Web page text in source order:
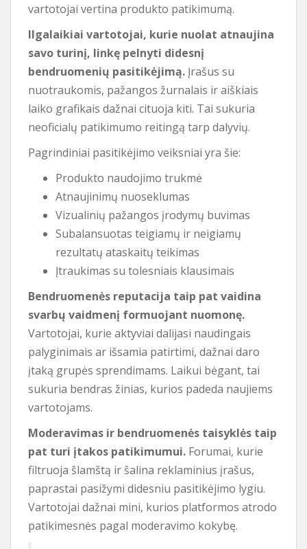
vartotojai vertina produkto patikimumą.
Ilgalaikiai vartotojai, kurie nuolat atnaujina
savo turinį, linkę pelnyti didesnį
bendruomenių pasitikėjimą. Įrašus su
nuotraukomis, pažangos žurnalais ir aiškiais
laiko grafikais dažnai cituoja kiti. Tai sukuria
neoficialų patikimumo reitingą tarp dalyvių.
Pagrindiniai pasitikėjimo veiksniai yra šie:
Produkto naudojimo trukmė
Atnaujinimų nuoseklumas
Vizualinių pažangos įrodymų buvimas
Subalansuotas teigiamų ir neigiamų
rezultatų ataskaitų teikimas
Įtraukimas su tolesniais klausimais
Bendruomenės reputacija taip pat vaidina
svarbų vaidmenį formuojant nuomonę.
Vartotojai, kurie aktyviai dalijasi naudingais
palyginimais ar išsamia patirtimi, dažnai daro
įtaką grupės sprendimams. Laikui bėgant, tai
sukuria bendras žinias, kurios padeda naujiems
vartotojams.
Moderavimas ir bendruomenės taisyklės taip
pat turi įtakos patikimumui. Forumai, kurie
filtruoja šlamštą ir šalina reklaminius įrašus,
paprastai pasižymi didesniu pasitikėjimo lygiu.
Vartotojai dažnai mini, kurios platformos atrodo
patikimesnės pagal moderavimo kokybę.